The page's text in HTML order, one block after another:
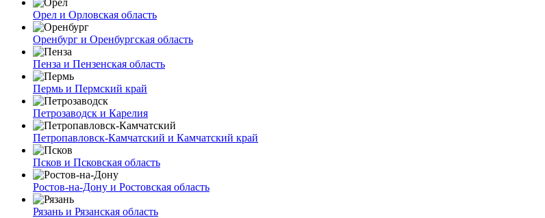
Орел и Орловская область
Оренбург и Оренбургская область
Пенза и Пензенская область
Пермь и Пермский край
Петрозаводск и Карелия
Петропавловск-Камчатский и Камчатский край
Псков и Псковская область
Ростов-на-Дону и Ростовская область
Рязань и Рязанская область